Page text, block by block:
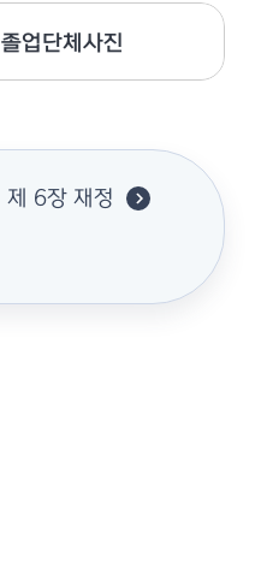
졸업단체사진
제 6장 재정